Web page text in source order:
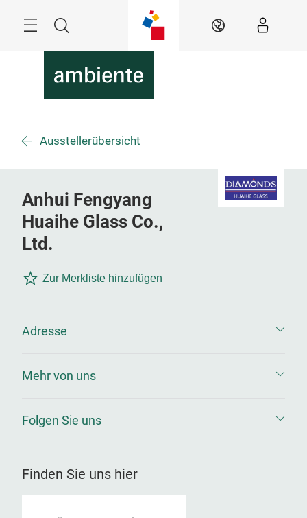
Suche DE
Ausstellerübersicht
Anhui Fengyang
Huaihe Glass Co.,
Ltd.
Zur Merkliste hinzufügen
Adresse
Mehr von uns
Folgen Sie uns
Finden Sie uns hier